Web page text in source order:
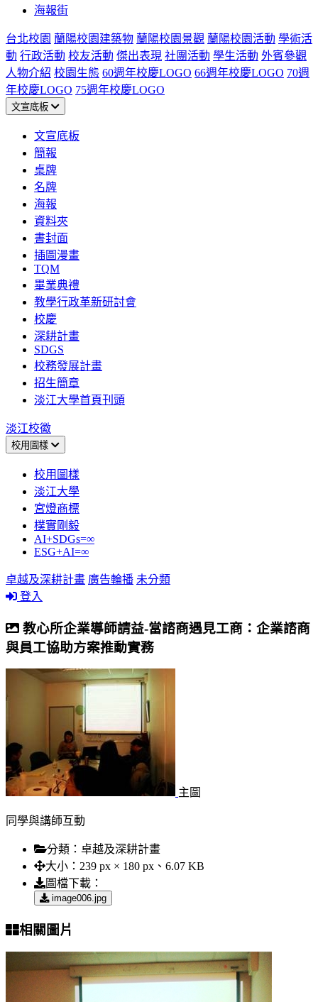
海報街
台北校園 蘭陽校園建築物 蘭陽校園景觀 蘭陽校園活動 學術活
動 行政活動 校友活動 傑出表現 社團活動 學生活動 外賓參觀
人物介紹 校園生態 60週年校慶LOGO 66週年校慶LOGO 70週
年校慶LOGO 75週年校慶LOGO
文宣底板
文宣底板
簡報
桌牌
名牌
海報
資料夾
書封面
插圖漫畫
TQM
畢業典禮
教學行政革新研討會
校慶
深耕計畫
SDGS
校務發展計畫
招生簡章
淡江大學首頁刊頭
淡江校徽
校用圖樣
校用圖樣
淡江大學
宮燈商標
樸實剛毅
AI+SDGs=∞
ESG+AI=∞
卓越及深耕計畫 廣告輪播 未分類
登入
教心所企業導師請益-當諮商遇見工商：企業諮商
與員工協助方案推動實務
主圖
同學與講師互動
分類： 卓越及深耕計畫
大小： 239 px × 180 px、6.07 KB
圖檔下載：
image006.jpg
相關圖片